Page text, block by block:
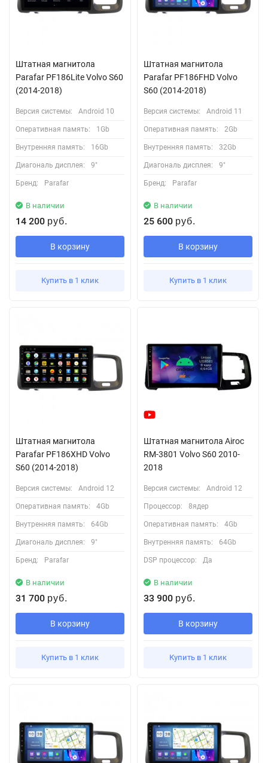
Штатная магнитола
Parafar PF186Lite Volvo S60
(2014-2018)
Версия системы: Android 10
Оперативная память: 1Gb
Внутренняя память: 16Gb
Диагональ дисплея: 9"
Бренд: Parafar
В наличии
14 200 руб.
В корзину
Купить в 1 клик
Штатная магнитола
Parafar PF186FHD Volvo
S60 (2014-2018)
Версия системы: Android 11
Оперативная память: 2Gb
Внутренняя память: 32Gb
Диагональ дисплея: 9"
Бренд: Parafar
В наличии
25 600 руб.
В корзину
Купить в 1 клик
Штатная магнитола
Parafar PF186XHD Volvo
S60 (2014-2018)
Версия системы: Android 12
Оперативная память: 4Gb
Внутренняя память: 64Gb
Диагональ дисплея: 9"
Бренд: Parafar
В наличии
31 700 руб.
В корзину
Купить в 1 клик
Штатная магнитола Airoc
RM-3801 Volvo S60 2010-
2018
Версия системы: Android 12
Процессор: 8ядер
Оперативная память: 4Gb
Внутренняя память: 64Gb
DSP процессор: Да
В наличии
33 900 руб.
В корзину
Купить в 1 клик